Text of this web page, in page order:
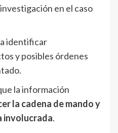
en el caso
identificar
y posibles órdenes
la información
la cadena de mando y
involucrada.